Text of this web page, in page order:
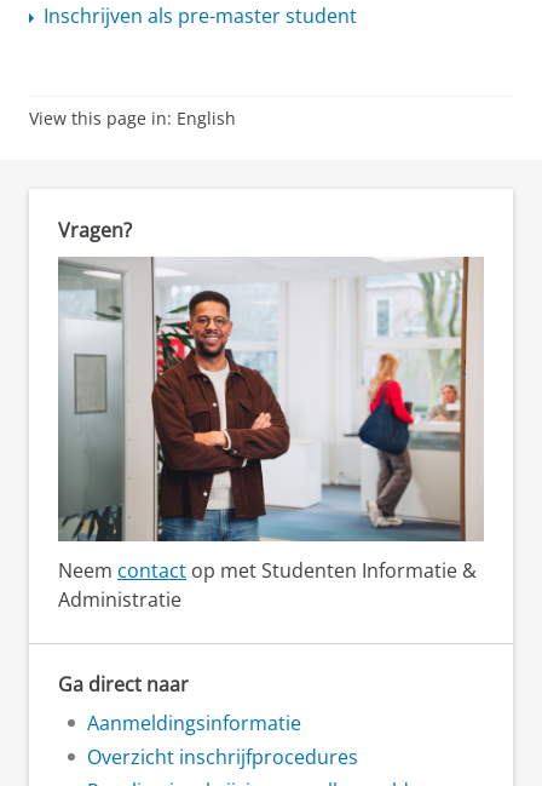
Inschrijven als pre-master student
View this page in: English
Vragen?
Neem contact op met Studenten Informatie &
Administratie
Ga direct naar
Aanmeldingsinformatie
Overzicht inschrijfprocedures